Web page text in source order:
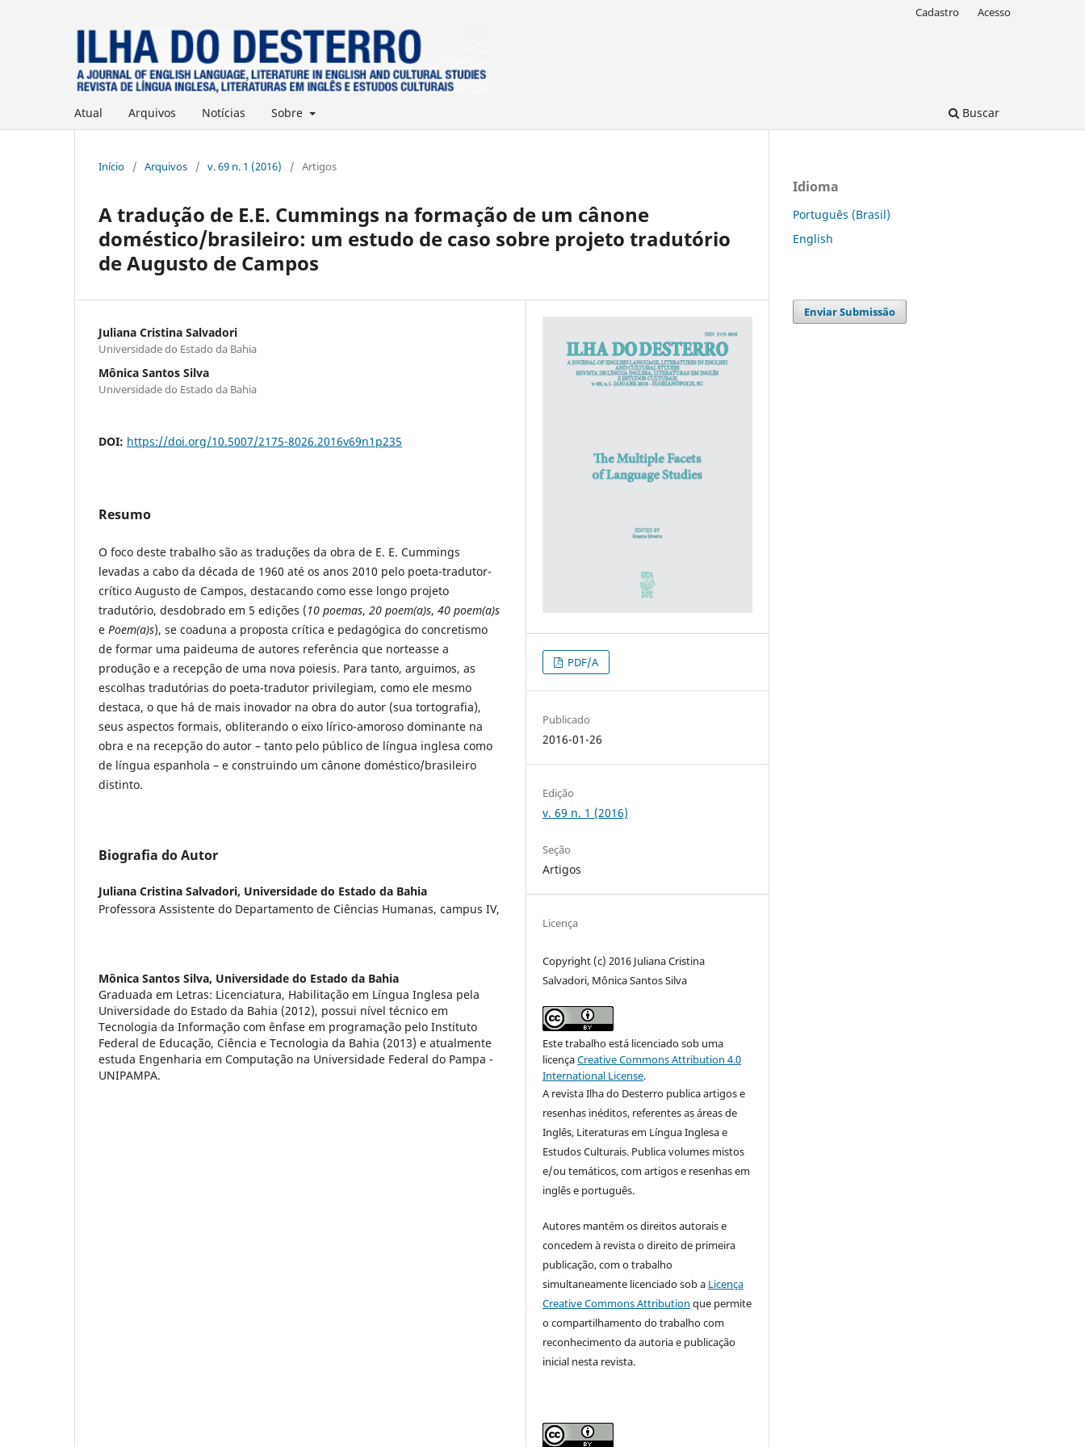
Atual Arquivos Notícias Sobre Buscar
Cadastro Acesso
Início / Arquivos / v. 69 n. 1 (2016) / Artigos
A tradução de E.E. Cummings na formação de um cânone
doméstico/brasileiro: um estudo de caso sobre projeto tradutório
de Augusto de Campos
Juliana Cristina Salvadori
Universidade do Estado da Bahia
Mônica Santos Silva
Universidade do Estado da Bahia
DOI: https://doi.org/10.5007/2175-8026.2016v69n1p235
Resumo
O foco deste trabalho são as traduções da obra de E. E. Cummings
levadas a cabo da década de 1960 até os anos 2010 pelo poeta-tradutor-
crítico Augusto de Campos, destacando como esse longo projeto
tradutório, desdobrado em 5 edições (10 poemas, 20 poem(a)s, 40 poem(a)s
e Poem(a)s), se coaduna a proposta crítica e pedagógica do concretismo
de formar uma paideuma de autores referência que norteasse a
produção e a recepção de uma nova poiesis. Para tanto, arguimos, as
escolhas tradutórias do poeta-tradutor privilegiam, como ele mesmo
destaca, o que há de mais inovador na obra do autor (sua tortografia),
seus aspectos formais, obliterando o eixo lírico-amoroso dominante na
obra e na recepção do autor – tanto pelo público de língua inglesa como
de língua espanhola – e construindo um cânone doméstico/brasileiro
distinto.
Biografia do Autor
Juliana Cristina Salvadori, Universidade do Estado da Bahia
Professora Assistente do Departamento de Ciências Humanas, campus IV,
Mônica Santos Silva, Universidade do Estado da Bahia
Graduada em Letras: Licenciatura, Habilitação em Língua Inglesa pela
Universidade do Estado da Bahia (2012), possui nível técnico em
Tecnologia da Informação com ênfase em programação pelo Instituto
Federal de Educação, Ciência e Tecnologia da Bahia (2013) e atualmente
estuda Engenharia em Computação na Universidade Federal do Pampa -
UNIPAMPA.
PDF/A
Publicado
2016-01-26
Edição
v. 69 n. 1 (2016)
Seção
Artigos
Licença
Copyright (c) 2016 Juliana Cristina
Salvadori, Mônica Santos Silva
Este trabalho está licenciado sob uma
licençaCreative Commons Attribution 4.0
International License.
A revista Ilha do Desterro publica artigos e
resenhas inéditos, referentes as áreas de
Inglês, Literaturas em Língua Inglesa e
Estudos Culturais. Publica volumes mistos
e/ou temáticos, com artigos e resenhas em
inglês e português.
Autores mantém os direitos autorais e
concedem à revista o direito de primeira
publicação, com o trabalho
simultaneamente licenciado sob a Licença
Creative Commons Attribution que permite
o compartilhamento do trabalho com
reconhecimento da autoria e publicação
inicial nesta revista.
Idioma
Português (Brasil)
English
Enviar Submissão